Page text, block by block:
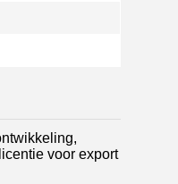
voor export